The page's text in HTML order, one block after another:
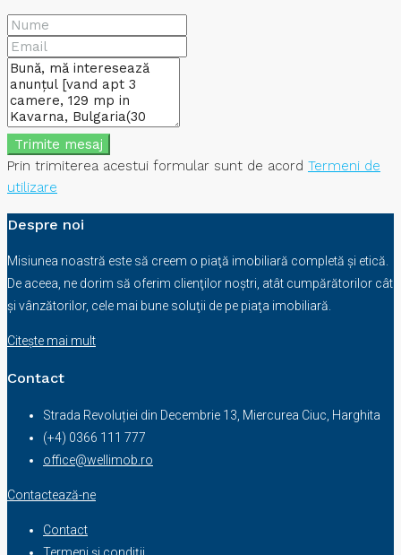
Trimite mesaj
Prin trimiterea acestui formular sunt de acord Termeni de
utilizare
Despre noi
Misiunea noastră este să creem o piaţă imobiliară completă şi etică.
De aceea, ne dorim să oferim clienţilor noştri, atât cumpărătorilor cât
şi vânzătorilor, cele mai bune soluţii de pe piaţa imobiliară.
Citește mai mult
Contact
Strada Revoluției din Decembrie 13, Miercurea Ciuc, Harghita
(+4) 0366 111 777
office@wellimob.ro
Contactează-ne
Contact
Termeni și condiții